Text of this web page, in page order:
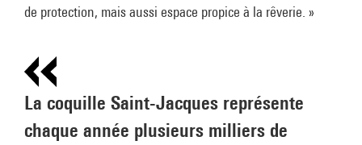
de protection, mais aussi espace propice à la rêverie. »
La coquille Saint-Jacques représente
chaque année plusieurs milliers de